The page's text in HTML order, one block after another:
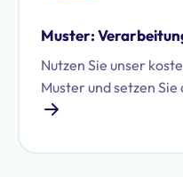
Muster:
Nutzen Sie unser
Muster und setzen